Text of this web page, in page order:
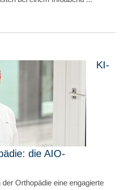
KI-
die AIO-
Orthopädie eine engagierte